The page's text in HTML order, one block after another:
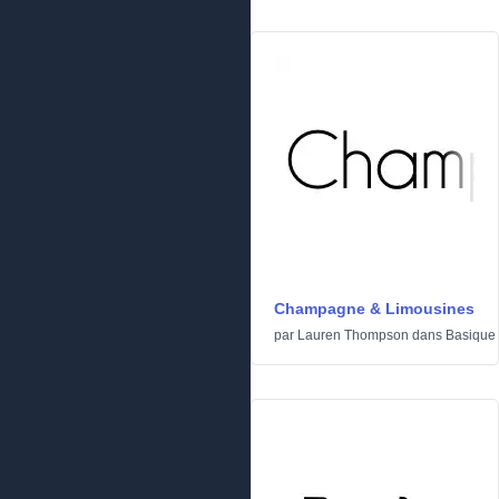
Champagne & Limousines
par Lauren Thompson dans Basique